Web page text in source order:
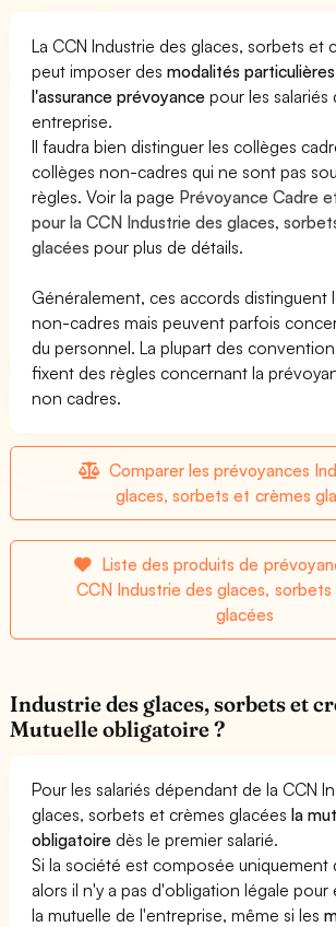
La CCN Industrie des glaces, sorbets et
peut imposer desmodalités
l'assurance prévoyance pour les salariés
entreprise.
Il faudra bien distinguer les collèges
collèges non-cadres qui ne sont pas
règles. Voir la page Prévoyance Cadre
pour la CCN Industrie des glaces,
glacées pour plus de détails.
Généralement, ces accords distinguent
non-cadres mais peuvent parfois
du personnel. La plupart des
fixent des règles concernant la
non cadres.
Comparer les prévoyances
glaces, sorbets et crèmes
Liste des produits de
CCN Industrie des glaces,
glacées
Industrie des glaces, sorbets et
Mutuelle obligatoire ?
Pour les salariés dépendant de la CCN
glaces, sorbets et crèmes glacéesla
obligatoire dès le premier salarié.
Si la société est composée uniquement
alors il n'y a pas d'obligation légale pour
la mutuelle de l'entreprise, même si les